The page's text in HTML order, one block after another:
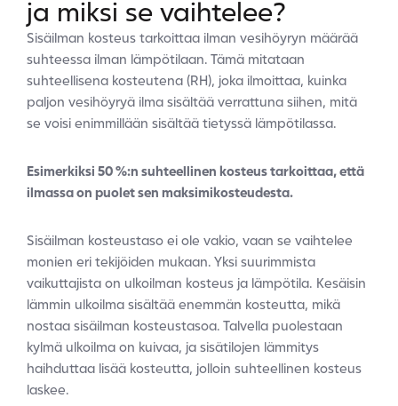
ja miksi se vaihtelee?
Sisäilman kosteus tarkoittaa ilman vesihöyryn määrää
suhteessa ilman lämpötilaan. Tämä mitataan
suhteellisena kosteutena (RH), joka ilmoittaa, kuinka
paljon vesihöyryä ilma sisältää verrattuna siihen, mitä
se voisi enimmillään sisältää tietyssä lämpötilassa.
Esimerkiksi 50 %:n suhteellinen kosteus tarkoittaa, että
ilmassa on puolet sen maksimikosteudesta.
Sisäilman kosteustaso ei ole vakio, vaan se vaihtelee
monien eri tekijöiden mukaan. Yksi suurimmista
vaikuttajista on ulkoilman kosteus ja lämpötila. Kesäisin
lämmin ulkoilma sisältää enemmän kosteutta, mikä
nostaa sisäilman kosteustasoa. Talvella puolestaan
kylmä ulkoilma on kuivaa, ja sisätilojen lämmitys
haihduttaa lisää kosteutta, jolloin suhteellinen kosteus
laskee.